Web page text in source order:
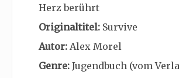
Herz berührt
Originaltitel: Survive
Autor: Alex Morel
Genre: Jugendbuch (vom